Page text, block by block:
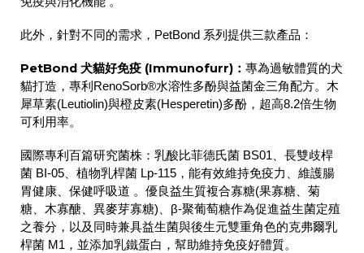
此外，針對不同的需求，PetBond 系列提供三款產品：
PetBond 犬貓好免疫 (Immunofurr)： 專為過敏體質的犬
貓打造，專利RenoSorb®水溶性多酚與益菌金三角配方。木
犀草素(Leutiolin)與橙皮素(Hesperetin)多酚，超高8.2倍生物
可利用率。
國際專利百篇研究菌株：乳酸比菲德氏菌 BS01、長雙歧桿
菌 BI-05、植物乳桿菌 Lp-115，能有效維持免疫力、維護腸
胃健康、保健呼吸道 。優良益生質複合寡糖(果寡糖、菊
糖、木寡醣、異麥芽寡糖)、β-聚葡萄糖作為促進益生菌定殖
之養分，以及同時兼具益生菌與後生元雙重角色的克弗爾乳
桿菌 M1，並添加乳鐵蛋白，幫助維持免疫好體質。